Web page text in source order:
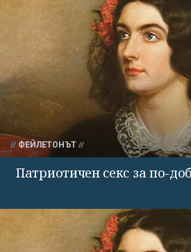
ФЕЙЛЕТОНЪТ
Патриотичен секс за по-